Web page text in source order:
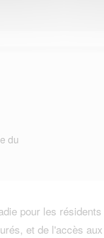
du
pour les
et de l'accès